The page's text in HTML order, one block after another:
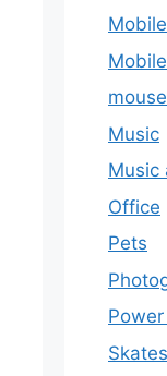
mouse
Music
Music
Office
Pets
Skates